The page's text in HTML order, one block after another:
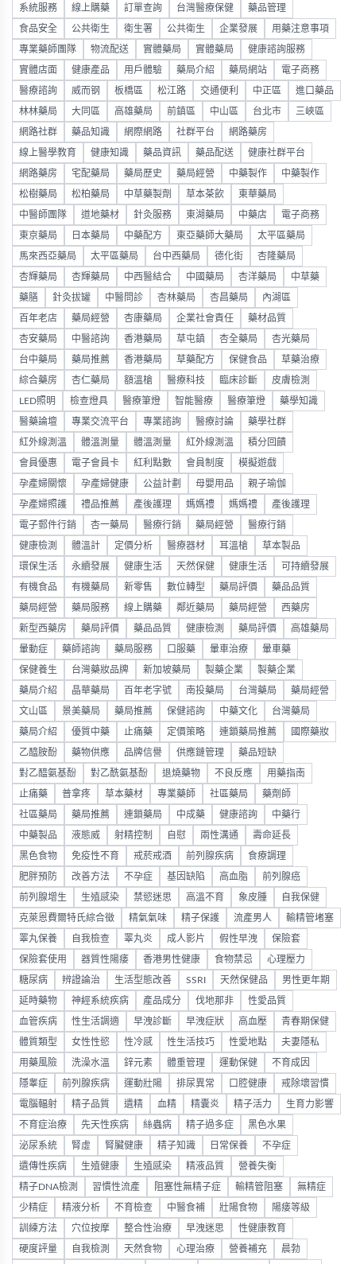
系統服務 線上購藥 訂單查詢 台灣醫療保健 藥品管理
食品安全 公共衛生 衛生署 公共衛生 企業發展 用藥注意事項
專業藥師團隊 物流配送 實體藥局 實體藥局 健康諮詢服務
實體店面 健康產品 用戶體驗 藥局介紹 藥局網站 電子商務
醫療諮詢 威而钢 板橋區 松江路 交通便利 中正區 進口藥品
林林藥局 大同區 高雄藥局 前鎮區 中山區 台北市 三峽區
網路社群 藥品知識 網際網路 社群平台 網路藥房
線上醫學教育 健康知識 藥品資訊 藥品配送 健康社群平台
網路藥房 宅配藥局 藥局歷史 藥局經營 中藥製作 中藥製作
松樹藥局 松柏藥局 中草藥製劑 草本茶飲 東華藥局
中醫師團隊 道地藥材 針灸服務 東湖藥局 中藥店 電子商務
東京藥局 日本藥局 中藥配方 東亞藥師大藥局 太平區藥局
馬來西亞藥局 太平區藥局 台中西藥局 德化街 杏隆藥局
杏輝藥局 杏輝藥局 中西醫結合 中國藥局 杏洋藥局 中草藥
藥膳 針灸拔罐 中醫問診 杏林藥局 杏昌藥局 內湖區
百年老店 藥局經營 杏康藥局 企業社會責任 藥材品質
杏安藥局 中醫諮詢 香港藥局 草屯鎮 杏全藥局 杏光藥局
台中藥局 藥局推薦 香港藥局 草藥配方 保健食品 草藥治療
綜合藥房 杏仁藥局 額溫槍 醫療科技 臨床診斷 皮膚檢測
LED照明 檢查燈具 醫療筆燈 智能醫療 醫療筆燈 藥學知識
醫藥論壇 專業交流平台 專業諮詢 醫療討論 藥學社群
紅外線測溫 體溫測量 體溫測量 紅外線測溫 積分回饋
會員優惠 電子會員卡 紅利點數 會員制度 模擬遊戲
孕產婦關懷 孕產婦健康 公益計劃 母嬰用品 親子瑜伽
孕產婦照護 禮品推薦 產後護理 媽媽禮 媽媽禮 產後護理
電子郵件行銷 杏一藥局 醫療行銷 藥局經營 醫療行銷
健康檢測 體溫計 定價分析 醫療器材 耳溫槍 草本製品
環保生活 永續發展 健康生活 天然保健 健康生活 可持續發展
有機食品 有機藥局 新零售 數位轉型 藥局評價 藥品品質
藥局經營 藥局服務 線上購藥 鄰近藥局 藥局經營 西藥房
新型西藥房 藥局評價 藥品品質 健康檢測 藥局評價 高雄藥局
暈動症 藥師諮詢 藥局服務 口服藥 暈車治療 暈車藥
保健養生 台灣藥妝品牌 新加坡藥局 製藥企業 製藥企業
藥局介紹 晶華藥局 百年老字號 南投藥局 台灣藥局 藥局經營
文山區 景美藥局 藥局推薦 保健諮詢 中藥文化 台灣藥局
藥局介紹 優質中藥 止痛藥 定價策略 連鎖藥局推薦 國際藥妝
乙醯胺酚 藥物供應 品牌信譽 供應鏈管理 藥品短缺
對乙醯氨基酚 對乙酰氨基酚 退燒藥物 不良反應 用藥指南
止痛藥 普拿疼 草本藥材 專業藥師 社區藥局 藥劑師
社區藥局 藥局推薦 連鎖藥局 中成藥 健康諮詢 中藥行
中藥製品 液態威 射精控制 自慰 兩性溝通 壽命延長
黑色食物 免疫性不育 戒菸戒酒 前列腺疾病 食療調理
肥胖預防 改善方法 不孕症 基因缺陷 高血脂 前列腺癌
前列腺增生 生殖感染 禁慾迷思 高溫不育 象皮腫 自我保健
克萊恩費爾特氏綜合徵 精氣氣味 精子保護 流產男人 輸精管堵塞
睪丸保養 自我檢查 睪丸炎 成人影片 假性早洩 保險套
保險套使用 器質性陽痿 香港男性健康 食物禁忌 心理壓力
糖尿病 辨證論治 生活型態改善 SSRI 天然保健品 男性更年期
延時藥物 神經系統疾病 產品成分 伐地那非 性愛品質
血管疾病 性生活調適 早洩診斷 早洩症狀 高血壓 青春期保健
體質類型 女性性慾 性冷感 性生活技巧 性愛地點 夫妻隱私
用藥風險 洗澡水溫 鋅元素 體重管理 運動保健 不育成因
隱睾症 前列腺疾病 運動壯陽 排尿異常 口腔健康 戒除壞習慣
電腦輻射 精子品質 遺精 血精 精囊炎 精子活力 生育力影響
不育症治療 先天性疾病 絲蟲病 精子過多症 黑色水果
泌尿系統 腎虛 腎臟健康 精子知識 日常保養 不孕症
遺傳性疾病 生殖健康 生殖感染 精液品質 營養失衡
精子DNA檢測 習慣性流產 阻塞性無精子症 輸精管阻塞 無精症
少精症 精液分析 不育檢查 中醫食補 壯陽食物 陽痿等級
訓練方法 穴位按摩 整合性治療 早洩迷思 性健康教育
硬度評量 自我檢測 天然食物 心理治療 營養補充 晨勃